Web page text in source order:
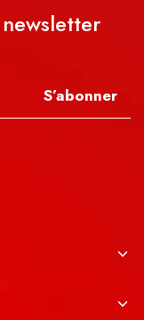
S’abonner